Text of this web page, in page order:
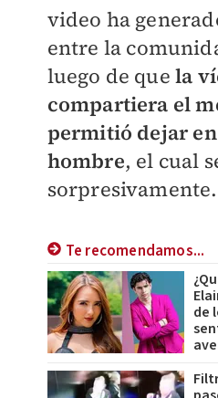
video ha
entre la
luego de quela
compartiera el
permitió dejar
hombre, el cual
sorpresivamente.
Te recomendamos...
de